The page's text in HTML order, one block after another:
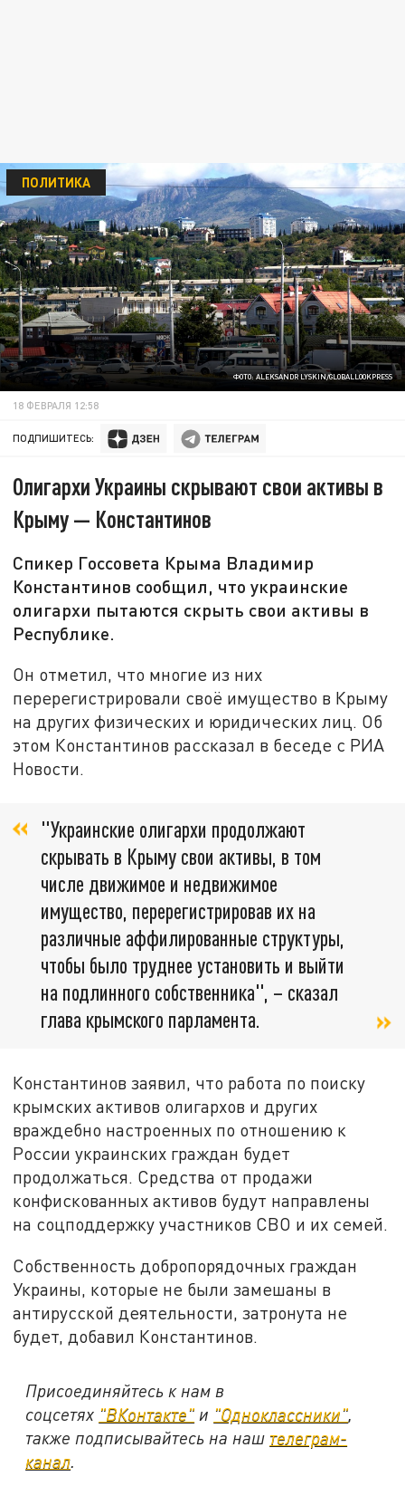
ФОТО: ALEKSANDR LYSKIN/GLOBALLOOKPRESS
ПОЛИТИКА
18 ФЕВРАЛЯ 12:58
ПОДПИШИТЕСЬ:
Олигархи Украины скрывают свои активы в
Крыму — Константинов
Спикер Госсовета Крыма Владимир
Константинов сообщил, что украинские
олигархи пытаются скрыть свои активы в
Республике.
Он отметил, что многие из них
перерегистрировали своё имущество в Крыму
на других физических и юридических лиц. Об
этом Константинов рассказал в беседе с РИА
Новости.
"Украинские олигархи продолжают
скрывать в Крыму свои активы, в том
числе движимое и недвижимое
имущество, перерегистрировав их на
различные аффилированные структуры,
чтобы было труднее установить и выйти
на подлинного собственника", – сказал
глава крымского парламента.
Константинов заявил, что работа по поиску
крымских активов олигархов и других
враждебно настроенных по отношению к
России украинских граждан будет
продолжаться. Средства от продажи
конфискованных активов будут направлены
на соцподдержку участников СВО и их семей.
Собственность добропорядочных граждан
Украины, которые не были замешаны в
антирусской деятельности, затронута не
будет, добавил Константинов.
Присоединяйтесь к нам в
соцсетях "ВКонтакте" и "Одноклассники",
также подписывайтесь на наш телеграм-
канал.